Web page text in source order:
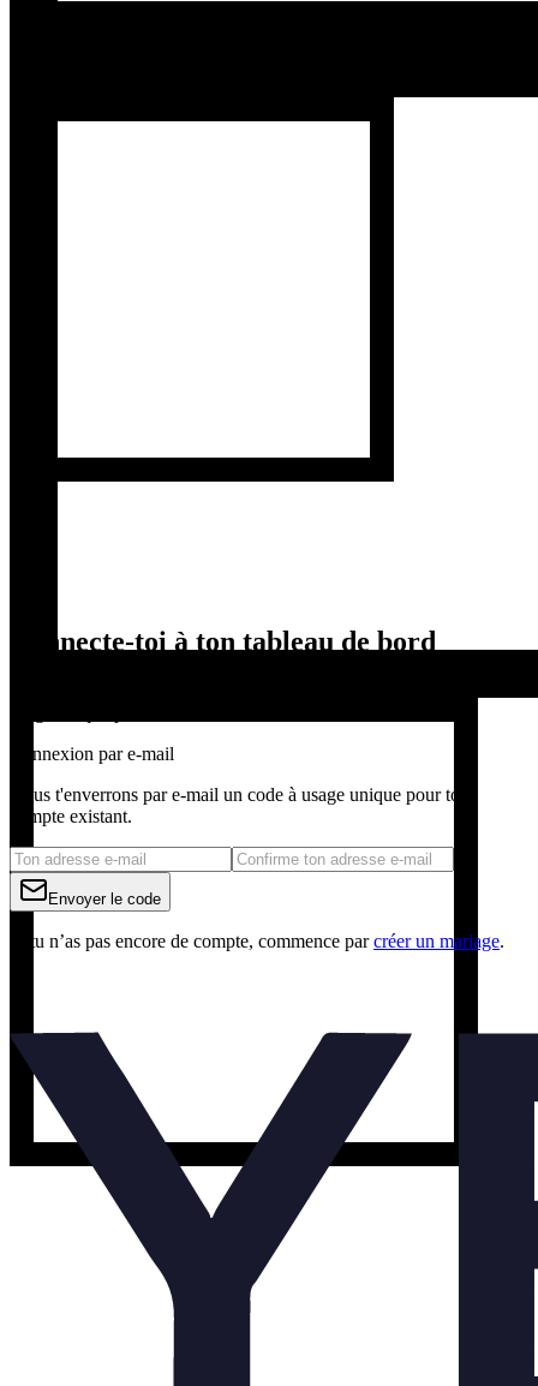
Connecte-toi à ton tableau de bord
Connexion par e-mail
Nous t'enverrons par e-mail un code à usage unique pour ton
compte existant.
Envoyer le code
Si tu n’as pas encore de compte, commence par créer un mariage.